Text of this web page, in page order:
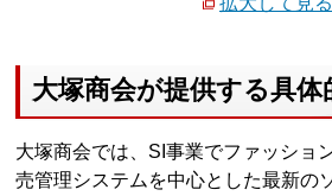
大塚商会が提供する具体
大塚商会では、SI事業でファッショ
売管理システムを中心とした最新の